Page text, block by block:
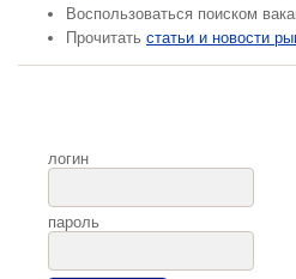
Воспользоваться поиском
Прочитать статьи и новости
логин
пароль